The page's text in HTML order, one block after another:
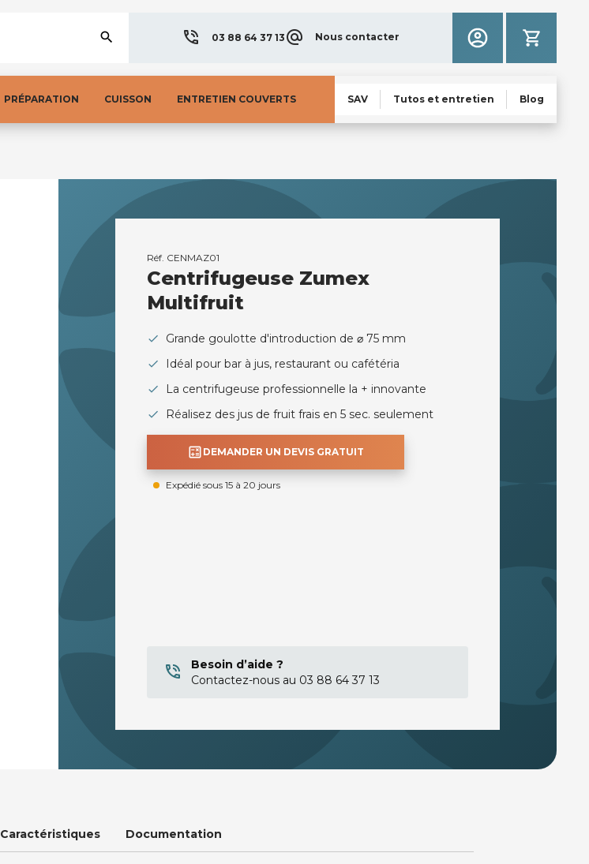
search 03 88 64 37 13 Nous contacter
PRÉPARATION CUISSON ENTRETIEN COUVERTS SAV Tutos et entretien Blog
Réf. CENMAZ01
Centrifugeuse Zumex
Multifruit
Grande goulotte d'introduction de ⌀ 75 mm
Idéal pour bar à jus, restaurant ou cafétéria
La centrifugeuse professionnelle la + innovante
Réalisez des jus de fruit frais en 5 sec. seulement
calculate DEMANDER UN DEVIS GRATUIT
Expédié sous 15 à 20 jours
Besoin d’aide ?
Contactez-nous au 03 88 64 37 13
Caractéristiques Documentation